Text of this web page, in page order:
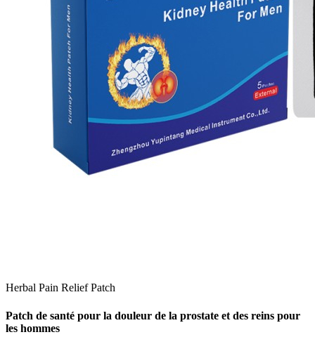
Herbal Pain Relief Patch
Patch de santé pour la douleur de la prostate et des reins pour
les hommes